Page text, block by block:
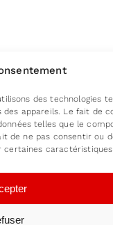
des technologies
appareils. Le fait de
telles que le
de ne pas consentir ou